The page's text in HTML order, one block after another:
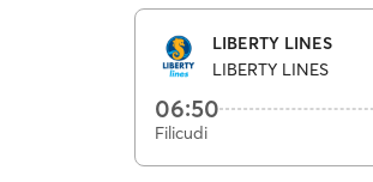
LIBERTY LINES
LIBERTY LINES
06:50
Filicudi